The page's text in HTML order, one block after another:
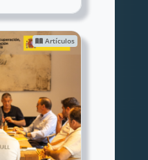
Artículos